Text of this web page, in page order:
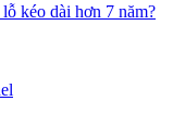
kéo dài hơn 7 năm?